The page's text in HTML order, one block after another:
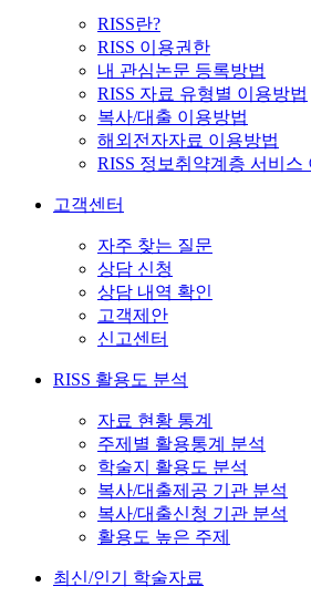
RISS란?
RISS 이용권한
내 관심논문 등록방법
RISS 자료 유형별 이용방법
복사/대출 이용방법
해외전자자료 이용방법
RISS 정보취약계층 서비스
고객센터
자주 찾는 질문
상담 신청
상담 내역 확인
고객제안
신고센터
RISS 활용도 분석
자료 현황 통계
주제별 활용통계 분석
학술지 활용도 분석
복사/대출제공 기관 분석
복사/대출신청 기관 분석
활용도 높은 주제
최신/인기 학술자료